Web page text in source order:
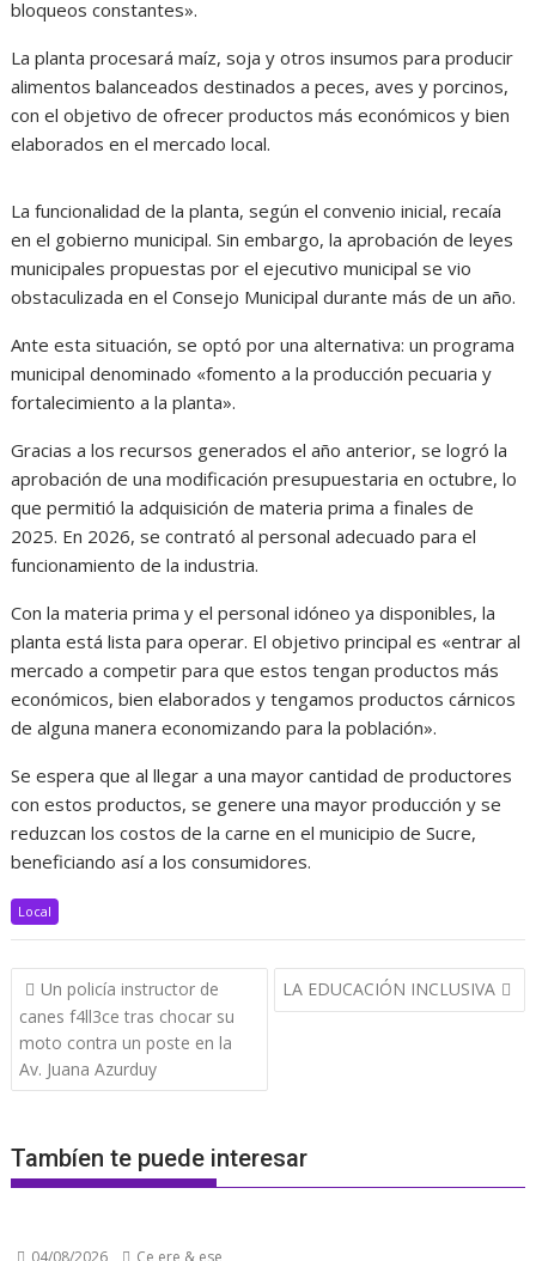
bloqueos constantes».
La planta procesará maíz, soja y otros insumos para producir
alimentos balanceados destinados a peces, aves y porcinos,
con el objetivo de ofrecer productos más económicos y bien
elaborados en el mercado local.
La funcionalidad de la planta, según el convenio inicial, recaía
en el gobierno municipal. Sin embargo, la aprobación de leyes
municipales propuestas por el ejecutivo municipal se vio
obstaculizada en el Consejo Municipal durante más de un año.
Ante esta situación, se optó por una alternativa: un programa
municipal denominado «fomento a la producción pecuaria y
fortalecimiento a la planta».
Gracias a los recursos generados el año anterior, se logró la
aprobación de una modificación presupuestaria en octubre, lo
que permitió la adquisición de materia prima a finales de
2025. En 2026, se contrató al personal adecuado para el
funcionamiento de la industria.
Con la materia prima y el personal idóneo ya disponibles, la
planta está lista para operar. El objetivo principal es «entrar al
mercado a competir para que estos tengan productos más
económicos, bien elaborados y tengamos productos cárnicos
de alguna manera economizando para la población».
Se espera que al llegar a una mayor cantidad de productores
con estos productos, se genere una mayor producción y se
reduzcan los costos de la carne en el municipio de Sucre,
beneficiando así a los consumidores.
Local
Navegación
de
entradas
Un policía instructor de
canes f4ll3ce tras chocar su
moto contra un poste en la
Av. Juana Azurduy
LA EDUCACIÓN INCLUSIVA
Tambíen te puede interesar
04/08/2026 Ce ere & ese